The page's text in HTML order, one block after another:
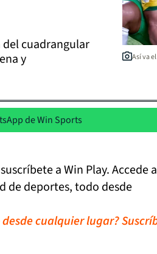
cuadrangular
y
Así va
de Win Sports
a Win Play. Accede a
de deportes, todo desde
cualquier lugar?